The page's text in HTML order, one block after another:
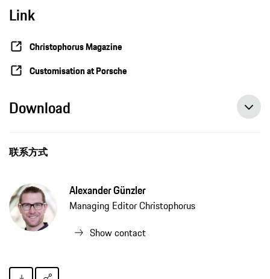
Link
Christophorus Magazine
Customisation at Porsche
Download
联系方式
Alexander Günzler
Managing Editor Christophorus
Show contact